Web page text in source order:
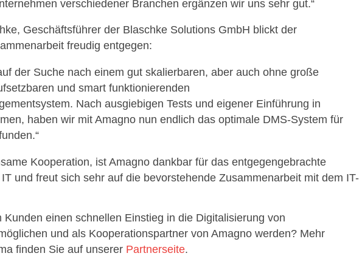
verschiedener Branchen ergänzen wir uns sehr gut.“
Geschäftsführer der Blaschke Solutions GmbH blickt der
freudig entgegen:
der Suche nach einem gut skalierbaren, aber auch ohne große
und smart funktionierenden
Nach ausgiebigen Tests und eigener Einführung in
haben wir mit Amagno nun endlich das optimale DMS-System für
Kooperation, ist Amagno dankbar für das entgegengebrachte
und freut sich sehr auf die bevorstehende Zusammenarbeit mit dem IT-
einen schnellen Einstieg in die Digitalisierung von
und als Kooperationspartner von Amagno werden? Mehr
finden Sie auf unserer Partnerseite.